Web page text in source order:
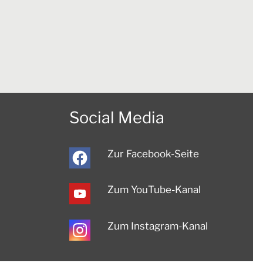
Social Media
Zur Facebook-Seite
Zum YouTube-Kanal
Zum Instagram-Kanal